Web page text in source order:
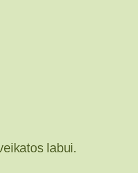
labui.